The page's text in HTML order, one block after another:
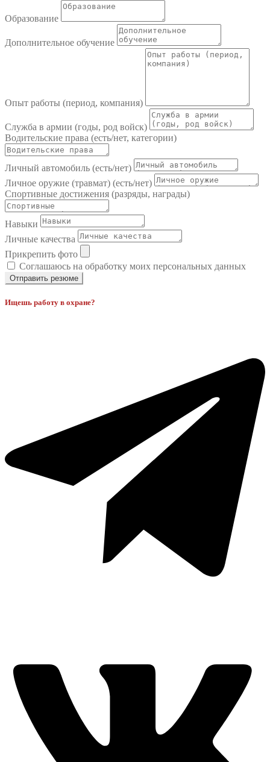
Образование
Дополнительное обучение
Опыт работы (период, компания)
Служба в армии (годы, род войск)
Водительские права (есть/нет, категории)
Личный автомобиль (есть/нет)
Личное оружие (травмат) (есть/нет)
Спортивные достижения (разряды, награды)
Навыки
Личные качества
Прикрепить фото
Соглашаюсь на обработку моих персональных данных
Отправить резюме
Ищешь работу в охране?